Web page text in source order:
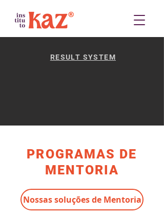
RESULT SYSTEM
PROGRAMAS DE
MENTORIA
Nossas soluções de Mentoria